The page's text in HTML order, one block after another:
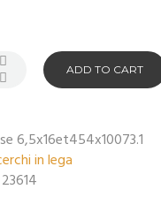
ADD TO CART
6,5x16et454x10073.1
in lega
23614